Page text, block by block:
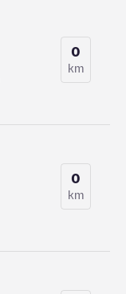
0
km
0
km